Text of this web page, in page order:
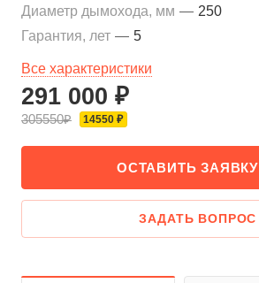
Диаметр дымохода, мм — 250
Гарантия, лет — 5
Все характеристики
291 000 ₽
305550₽ 14550 ₽
ОСТАВИТЬ ЗАЯВКУ
ЗАДАТЬ ВОПРОС